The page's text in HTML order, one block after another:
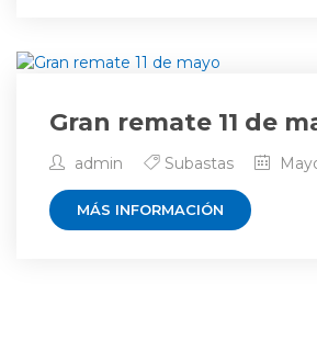
Gran remate 11 de
admin Subastas
MÁS INFORMACIÓN